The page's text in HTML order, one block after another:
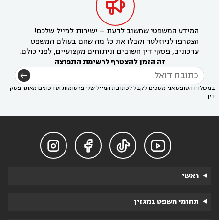

המידע המשפטי שחשוב לדעת – ישירות למייל שלכם!
הצטרפו לניוזלטר וקבלו את כל מה שחם בעולם המשפט
עדכונים, פסקי דין חשובים וניתוחים מקצועיים, לפני כולם.
זה הזמן להצטרף לרשימת התפוצה
במשלוח הטופס אני מסכים לקבל לכתובת המייל שלי פרסומות ועדכונים מאתר פסק
דין




ראשי
תחומי משפט במגזין